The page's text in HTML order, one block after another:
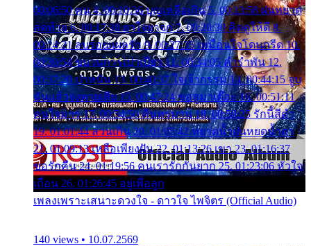
00:06:50 คน 4. 00:10:36 บุญเหลือเกิน 5. 00:13:58 ฝนหยาด
สุดท้าย 6. 00:17:30 ยาใจยาจก 7. 00:20:30 คิดดูให้ดี 8.
00:24:21 ลบรอยแผลรัก 9. 00:27:35 เหมือนใจโดนกรีด 10.
00:30:54 ขบวนการเปาเปียว 11. 00:34:05 คำรำพัน 12.
00:37:20 ปาหนัน 13. 00:40:37 ใจเจ้ากรรม 14. 00:44:15 จูบ
ฉันแล้วจงตายเสีย 15. 00:47:24 ขอสูมาเต๊อะ 16. 00:51:11
คนใจมาร 17. 00:54:50 คืนทรมาน 18. 00:58:25 รักนี้สีดำ
19. 01:01:44 ส่วนเกิน 20. 01:05:42 หยาดน้ำฝนหยดน้ำตา
21. 01:09:13 เหลือเพียงฝัน 22. 01:13:26 เขา 23. 01:16:37
ขอรักคืน 24. 01:19:56 คนเรารักกันยาก 25. 01:23:06 หัวใจ
เถื่อน 26. 01:26:45 อยู่เพื่อลูก
เพลงเพราะเสนาะดวงใจ - ดาวใจ ไพจิตร (Official Audio)
140 views • 10.07.2569